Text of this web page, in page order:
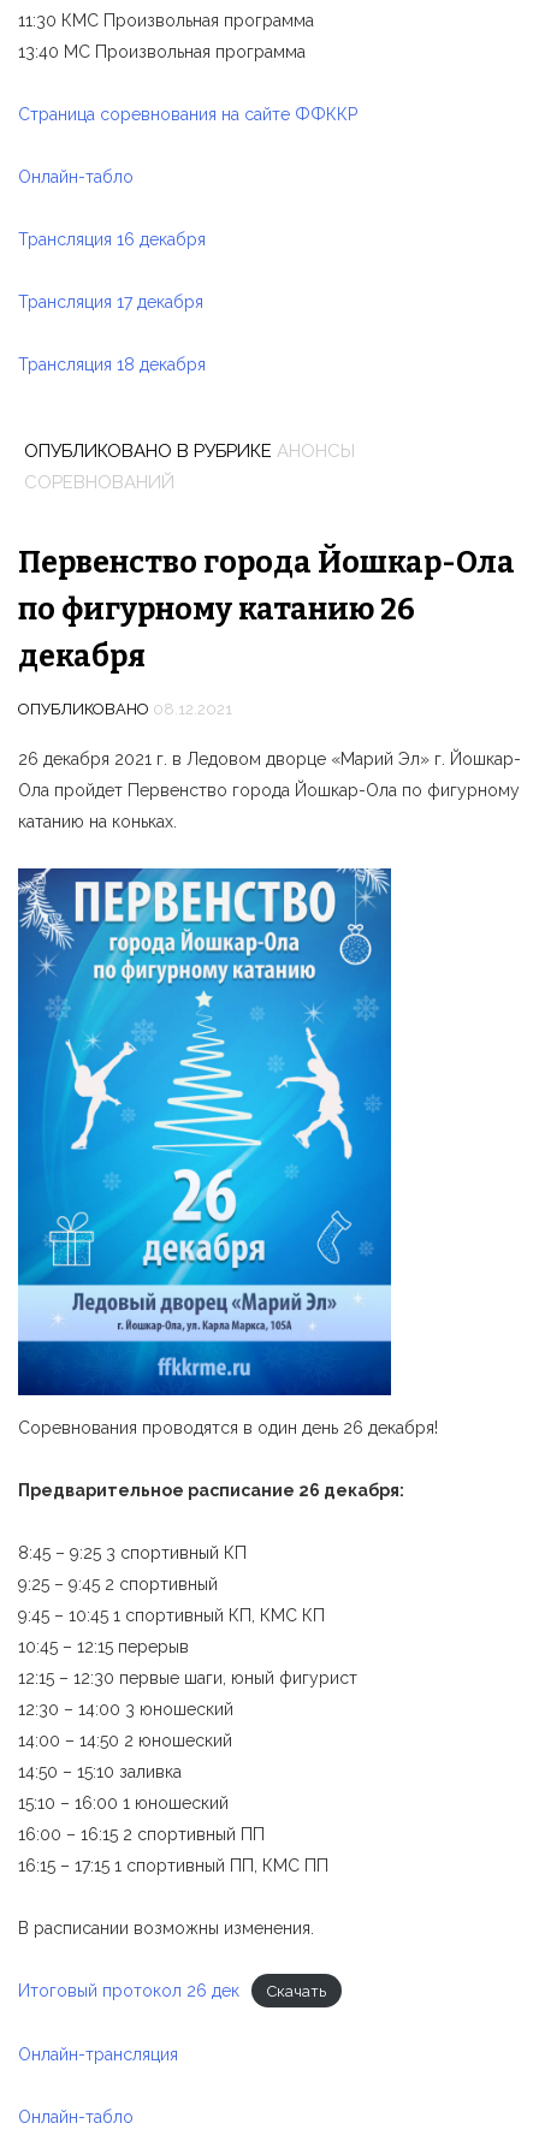
11:30 КМС Произвольная программа
13:40 МС Произвольная программа
Страница соревнования на сайте ФФККР
Онлайн-табло
Трансляция 16 декабря
Трансляция 17 декабря
Трансляция 18 декабря
ОПУБЛИКОВАНО В РУБРИКЕ АНОНСЫ
СОРЕВНОВАНИЙ
Первенство города Йошкар-Ола
по фигурному катанию 26
декабря
ОПУБЛИКОВАНО 08.12.2021
26 декабря 2021 г. в Ледовом дворце «Марий Эл» г. Йошкар-
Ола пройдет Первенство города Йошкар-Ола по фигурному
катанию на коньках.
Соревнования проводятся в один день 26 декабря!
Предварительное расписание 26 декабря:
8:45 – 9:25 3 спортивный КП
9:25 – 9:45 2 спортивный
9:45 – 10:45 1 спортивный КП, КМС КП
10:45 – 12:15 перерыв
12:15 – 12:30 первые шаги, юный фигурист
12:30 – 14:00 3 юношеский
14:00 – 14:50 2 юношеский
14:50 – 15:10 заливка
15:10 – 16:00 1 юношеский
16:00 – 16:15 2 спортивный ПП
16:15 – 17:15 1 спортивный ПП, КМС ПП
В расписании возможны изменения.
Итоговый протокол 26 дек Скачать
Онлайн-трансляция
Онлайн-табло